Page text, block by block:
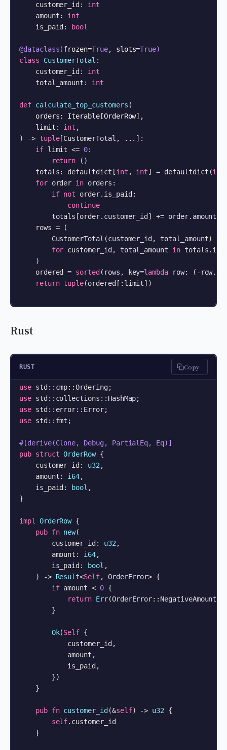
    customer_id:
int
    amount:
int
    is_paid:
bool
@dataclass(frozen=True, slots=True)
class
CustomerTotal :
    customer_id:
int
    total_amount:
int
def calculate_top_customers (
    orders: Iterable[OrderRow],
    limit:
int
) -> tuple[CustomerTotal, ...]:
if limit <= 0:
return ()
    totals: defaultdict[
int , int] = defaultdict(int
for order in orders:
if not order.is_paid:
continue
        totals[order.customer_id] += order.amount
    rows = (
        CustomerTotal(customer_id, total_amount)
for customer_id, total_amount in
    )
    ordered =
sorted (rows, key=lambda row: (-
return tuple(ordered[:limit])
Rust
RUST Copy
use
use
use
use std::fmt;
#[derive(Clone, Debug, PartialEq, Eq)]
pub struct OrderRow {
    customer_id:
u32 ,
    amount:
i64,
    is_paid:
bool ,
}
impl OrderRow {
pub fn new(
        customer_id:
u32 ,
        amount:
i64,
        is_paid:
bool ,
    )
-> Result<Self, OrderError> {
if amount < 0 {
return Err(OrderError::NegativeAmount
        }
Ok(Self {
            customer_id,
            amount,
            is_paid,
        })
    }
pub fn customer_id (&self) -> u32 {
self.customer_id
    }